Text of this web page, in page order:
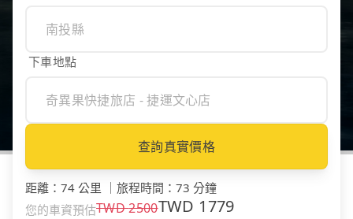
下車地點
查詢真實價格
距離 ： 74 公里 旅程時間 ： 73 分鐘
您的車資預估TWD2500TWD 1779